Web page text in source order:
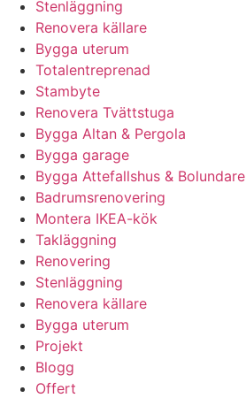
Stenläggning
Renovera källare
Bygga uterum
Totalentreprenad
Stambyte
Renovera Tvättstuga
Bygga Altan & Pergola
Bygga garage
Bygga Attefallshus & Bolundare
Badrumsrenovering
Montera IKEA-kök
Takläggning
Renovering
Stenläggning
Renovera källare
Bygga uterum
Projekt
Blogg
Offert